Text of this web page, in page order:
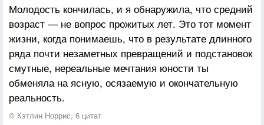
Молодость кончилась, и я обнаружила, что средний
возраст — не вопрос прожитых лет. Это тот момент
жизни, когда понимаешь, что в результате длинного
ряда почти незаметных превращений и подстановок
смутные, нереальные мечтания юности ты
обменяла на ясную, осязаемую и окончательную
реальность.
© Кэтлин Норрис, 6 цитат